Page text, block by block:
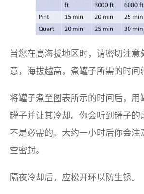
当您在高海拔地区时，请密切注意
意，海拔越高，煮罐子所需的时间
将罐子煮至图表所示的时间后，用
罐子并让其冷却。你会听到罐子的
不是必需的。大约一小时后你会注
空密封。
隔夜冷却后，应松开环以防生锈。